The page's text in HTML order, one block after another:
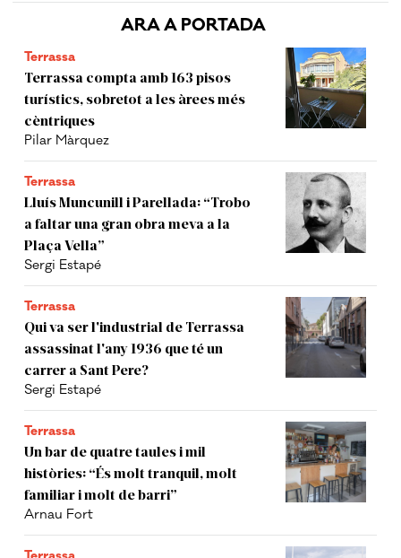
ARA A PORTADA
Terrassa
Terrassa compta amb 163 pisos
turístics, sobretot a les àrees més
cèntriques
Pilar Màrquez
Terrassa
Lluís Muncunill i Parellada: “Trobo
a faltar una gran obra meva a la
Plaça Vella”
Sergi Estapé
Terrassa
Qui va ser l'industrial de Terrassa
assassinat l'any 1936 que té un
carrer a Sant Pere?
Sergi Estapé
Terrassa
Un bar de quatre taules i mil
històries: “És molt tranquil, molt
familiar i molt de barri”
Arnau Fort